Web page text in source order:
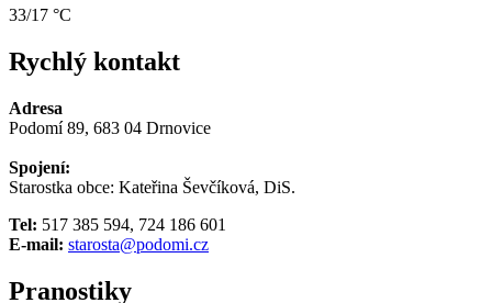
33/17 °C
Rychlý kontakt
Adresa
Podomí 89, 683 04 Drnovice
Spojení:
Starostka obce: Kateřina Ševčíková, DiS.
Tel: 517 385 594, 724 186 601
E-mail: starosta@podomi.cz
Pranostiky